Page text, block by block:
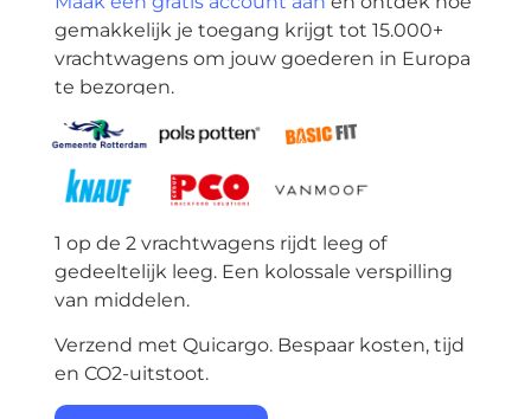
gemakkelijk je toegang krijgt tot 15.000+
vrachtwagens om jouw goederen in Europa
te bezorgen.
1 op de 2 vrachtwagens rijdt leeg of
gedeeltelijk leeg. Een kolossale verspilling
van middelen.
Verzend met Quicargo. Bespaar kosten, tijd
en CO2-uitstoot.